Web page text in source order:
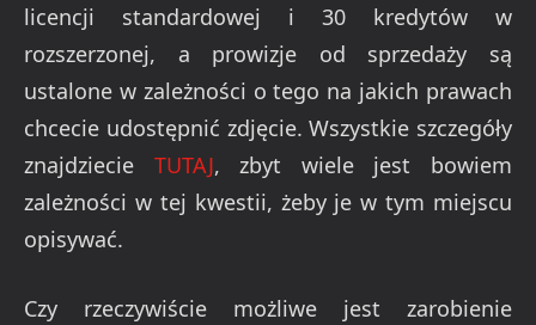
licencji standardowej i 30 kredytów w
rozszerzonej, a prowizje od sprzedaży są
ustalone w zależności o tego na jakich prawach
chcecie udostępnić zdjęcie. Wszystkie szczegóły
znajdziecie TUTAJ, zbyt wiele jest bowiem
zależności w tej kwestii, żeby je w tym miejscu
opisywać.
Czy rzeczywiście możliwe jest zarobienie